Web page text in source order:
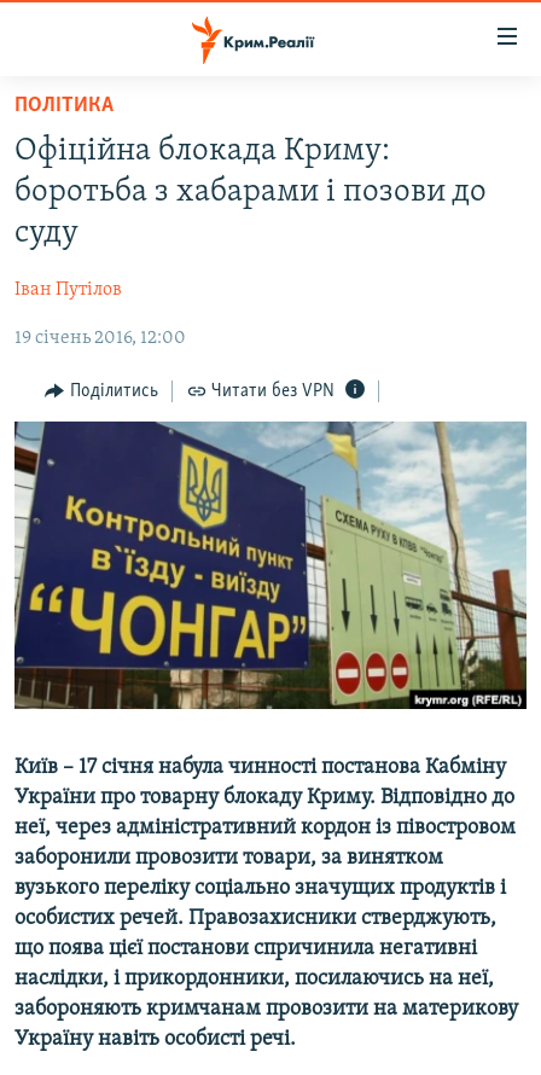
Перейти
основного
матеріалу
Перейти
до
основної
навігації
Перейти
пошуку
НОВИНИ
ВОДА.КРИМ
ВІДЕО ТА ФОТО
БЛОГИ
ПОГЛЯД
ІНТЕРВ'Ю
ВСЕ ЗА ДЕНЬ
СПЕЦПРОЕКТИ
ДЕПОРТАЦІЯ
ВІДЕОУРОКИ «ELIFBE»
СВІДЧЕННЯ ОКУПАЦІЇ
УКРАЇНСЬКА ПРОБЛЕМА КРИМУ
ІНФОГРАФІКА
ЯК ОБІЙТИ БЛОКУВАННЯ
Русский
Qırımtatar
ДОЛУЧАЙСЯ!
Усі сайти RFE/RL
ПОЛІТИКА
Офіційна блокада Криму:
боротьба з хабарами і позови до
суду
Іван Путілов
19 січень 2016, 12:00
Поділитись Читати без VPN
Київ – 17 січня набула чинності постанова Кабміну
України про товарну блокаду Криму. Відповідно до
неї, через адміністративний кордон із півостровом
заборонили провозити товари, за винятком
вузького переліку соціально значущих продуктів і
особистих речей. Правозахисники стверджують,
що поява цієї постанови спричинила негативні
наслідки, і прикордонники, посилаючись на неї,
забороняють кримчанам провозити на материкову
Україну навіть особисті речі.